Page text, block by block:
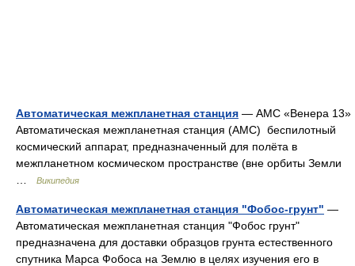
Автоматическая межпланетная станция — АМС «Венера 13»
Автоматическая межпланетная станция (АМС) беспилотный
космический аппарат, предназначенный для полёта в
межпланетном космическом пространстве (вне орбиты Земли
Википедия
Автоматическая межпланетная станция "Фобос-грунт" —
Автоматическая межпланетная станция "Фобос грунт"
предназначена для доставки образцов грунта естественного
спутника Марса Фобоса на Землю в целях изучения его в